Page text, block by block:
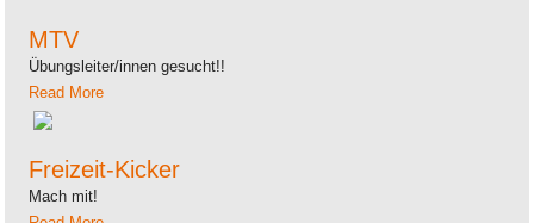
MTV
Übungsleiter/innen gesucht!!
Read More
Freizeit-Kicker
Mach mit!